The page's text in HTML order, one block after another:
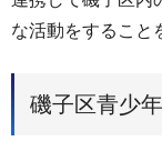
な活動をすること
磯子区青少